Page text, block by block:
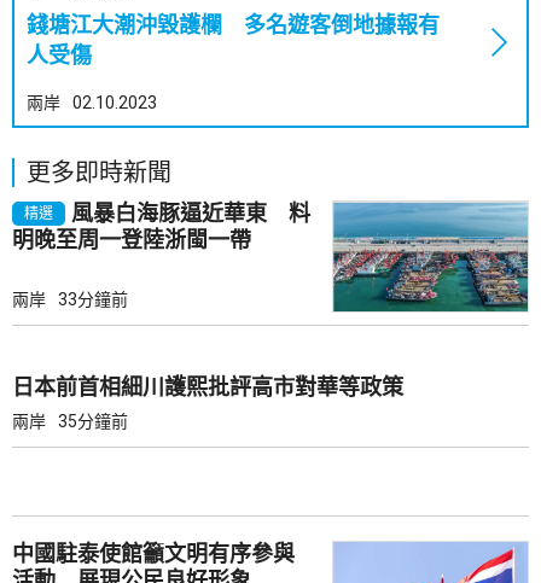
錢塘江大潮沖毀護欄 多名遊客倒地據報有
人受傷
兩岸 02.10.2023
更多即時新聞
精選
風暴白海豚逼近華東 料
明晚至周一登陸浙閩一帶
兩岸 33分鐘前
日本前首相細川護熙批評高市對華等政策
兩岸 35分鐘前
中國駐泰使館籲文明有序參與